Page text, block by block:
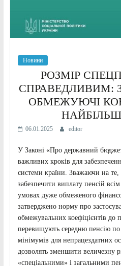
Новини
РОЗМІР
СПРАВЕДЛИВИМ:
ОБМЕЖУЮЧІ
06.01.2025 editor
У Законі «Про державний
важливих кроків для
системи країни. Зважаючи на
забезпечити виплату пенсій
умовах дуже обмеженого
затверджено норму про
обмежувальних коефіцієнтів до
перевищують середню пенсію по
мінімумів для непрацездатних
дозволять зменшити величезну
«спеціальними» і загальними